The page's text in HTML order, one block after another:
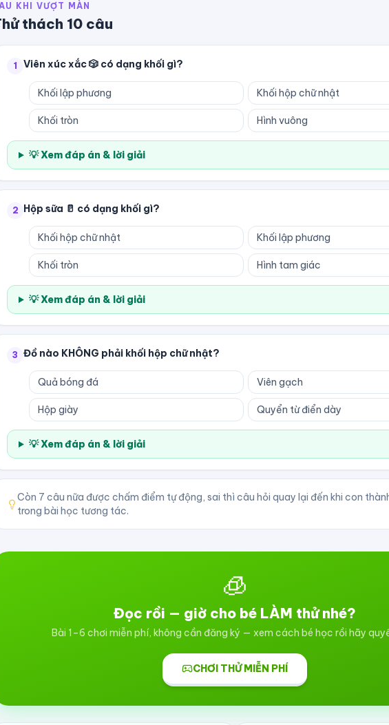
KHI VƯỢT MÀN
thách 10 câu
1 Viên xúc xắc 🎲 có dạng khối gì?
Khối lập phương Khối hộp chữ nhật
Khối tròn Hình vuông
💡 Xem đáp án & lời giải
2 Hộp sữa 🥛 có dạng khối gì?
Khối hộp chữ nhật Khối lập phương
Khối tròn Hình tam giác
💡 Xem đáp án & lời giải
3 Đồ nào KHÔNG phải khối hộp chữ nhật?
Quả bóng đá Viên gạch
Hộp giày Quyển từ điển dày
💡 Xem đáp án & lời giải
Còn 7 câu nữa được chấm điểm tự động, sai thì câu hỏi quay lại đến khi con
trong bài học tương tác.
🧊
Đọc rồi — giờ cho bé LÀM thử nhé?
Bài 1–6 chơi miễn phí, không cần đăng ký — xem cách bé học rồi hãy
CHƠI THỬ MIỄN PHÍ